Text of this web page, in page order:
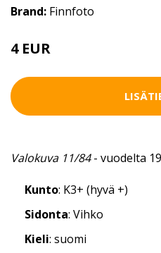
Brand: Finnfoto
4 EUR
Valokuva 11/84- vuodelta
Kunto: K3+ (hyvä +)
Sidonta: Vihko
Kieli: suomi